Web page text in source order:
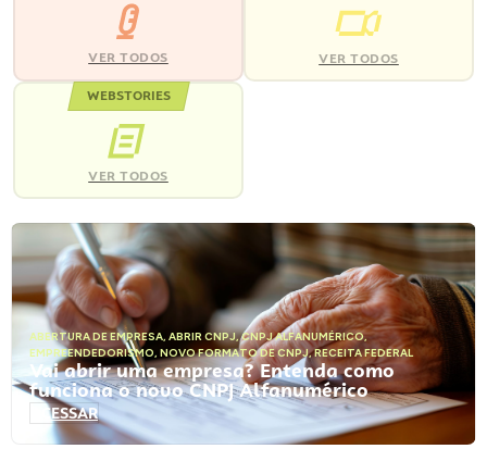
VER TODOS VER TODOS
WEBSTORIES
VER TODOS
ABERTURA DE EMPRESA, ABRIR CNPJ,CNPJ ALFANUMÉRICO,
EMPREENDEDORISMO, NOVO FORMATO DE CNPJ,RECEITA FEDERAL
Vai abrir uma empresa? Entenda como
funciona o novo CNPJ Alfanumérico
ACESSAR